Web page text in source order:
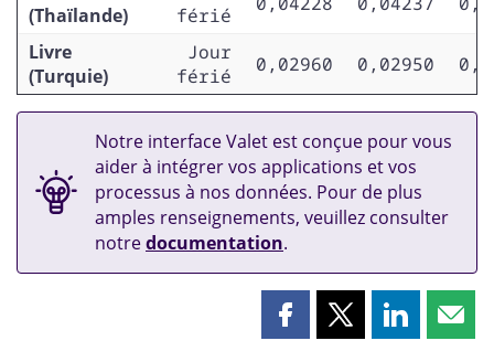
(Thaïlande)
férié
Livre
(Turquie)
Jour
férié
0,02960 0,02950
Notre interface Valet est conçue pour vous
aider à intégrer vos applications et vos
processus à nos données. Pour de plus
amples renseignements, veuillez consulter
notredocumentation.
PartagerPartagerPartager